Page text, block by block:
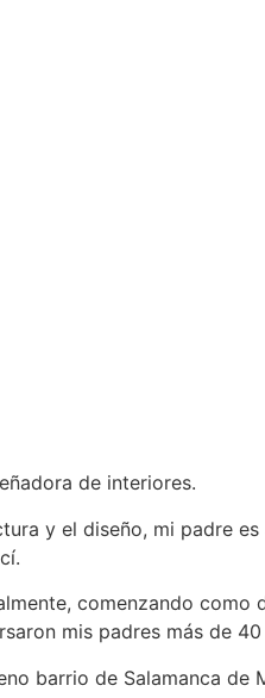
de interiores.
y el diseño, mi padre
comenzando
mis padres más de
barrio de Salamanca de